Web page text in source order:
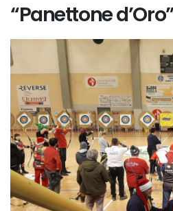
“Panettone